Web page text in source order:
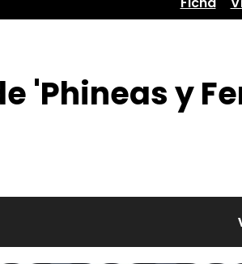
'Phineas y